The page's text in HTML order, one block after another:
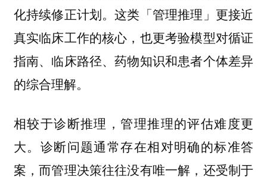
化持续修正计划。这类「管理推理」更接近
真实临床工作的核心， 也更考验模型对循证
指南、临床路径、药物知识和患者个体差异
的综合理解。
相较于诊断推理，管理推理的评估难度更
大。诊断问题通常存在相对明确的标准答
案，而管理决策往往没有唯一解，还受制于